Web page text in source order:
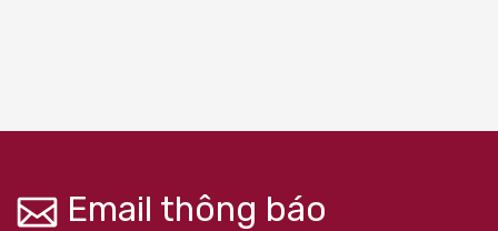
Email thông báo